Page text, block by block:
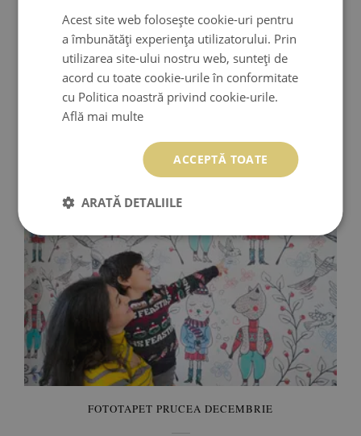
DECOR FOTOTAPET CRANIU DE CERB ATMOSFERIC
869.99 LEI CUMPĂRĂ
FOTOTAPET PRUCEA DECEMBRIE
Acest site web folosește cookie-uri pentru
a îmbunătăți experiența utilizatorului. Prin
utilizarea site-ului nostru web, sunteți de
acord cu toate cookie-urile în conformitate
cu Politica noastră privind cookie-urile.
Află mai multe
ACCEPTĂ TOATE
ARATĂ DETALIILE